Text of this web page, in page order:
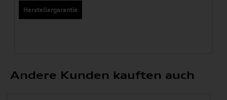
Herstellergarantie
Andere Kunden kauften auch